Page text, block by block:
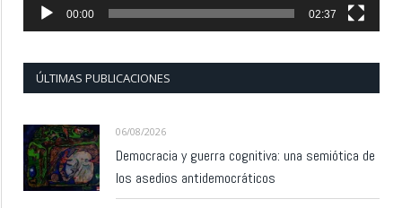
00:00 02:37
ÚLTIMAS PUBLICACIONES
06/08/2026
Democracia y guerra cognitiva: una semiótica de
los asedios antidemocráticos